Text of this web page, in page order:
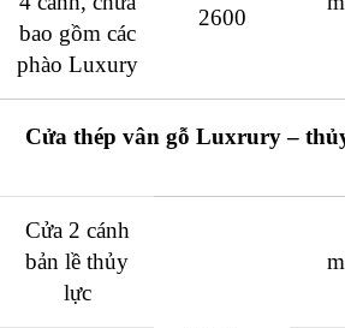
bao gồm các
phào Luxury
2600
Cửa thép vân gỗ Luxrury –
Cửa 2 cánh
bản lề thủy
lực